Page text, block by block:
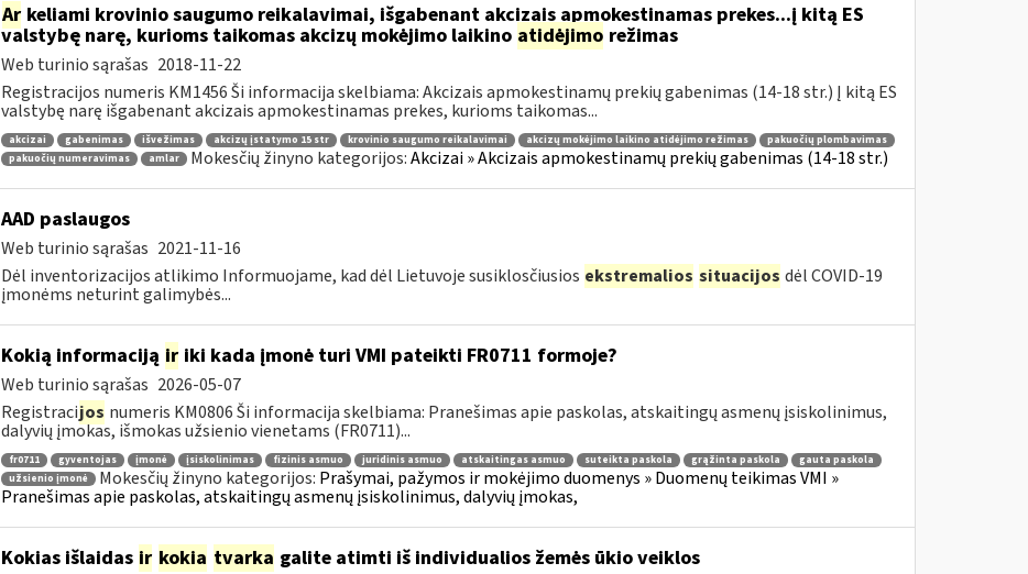
Arkeliami krovinio saugumo reikalavimai, išgabenant akcizais apmokestinamas prekes...į kitą ES
valstybę narę, kurioms taikomas akcizų mokėjimo laikino atidėjimo režimas
Web turinio sąrašas 2018-11-22
Registracijos numeris KM1456 Ši informacija skelbiama: Akcizais apmokestinamų prekių gabenimas (14-18 str.) Į kitą ES
valstybę narę išgabenant akcizais apmokestinamas prekes, kurioms taikomas...
akcizai gabenimas išvežimas akcizų įstatymo 15 str krovinio saugumo reikalavimai akcizų mokėjimo laikino atidėjimo režimas
pakuočių plombavimas
pakuočių numeravimas
amlar Mokesčių žinyno kategorijos:Akcizai » Akcizais apmokestinamų prekių gabenimas (14-18 str.)
AAD paslaugos
Web turinio sąrašas 2021-11-16
Dėl inventorizacijos atlikimo Informuojame, kad dėl Lietuvoje susiklosčiusios ekstremalios situacijos dėl COVID-19
įmonėms neturint galimybės...
Kokią informaciją iriki kada įmonė turi VMI pateikti FR0711 formoje?
Web turinio sąrašas 2026-05-07
Registracijos numeris KM0806 Ši informacija skelbiama: Pranešimas apie paskolas, atskaitingų asmenų įsiskolinimus,
dalyvių įmokas, išmokas užsienio vienetams (FR0711)...
fr0711 gyventojas įmonė įsiskolinimas fizinis asmuo juridinis asmuo atskaitingas asmuo suteikta paskola grąžinta paskola
gauta paskola
užsienio įmonė
Mokesčių žinyno kategorijos: Prašymai, pažymos ir mokėjimo duomenys » Duomenų teikimas VMI »
Pranešimas apie paskolas, atskaitingų asmenų įsiskolinimus, dalyvių įmokas,
Kokias išlaidas ir kokia tvarka galite atimti iš individualios žemės ūkio veiklos